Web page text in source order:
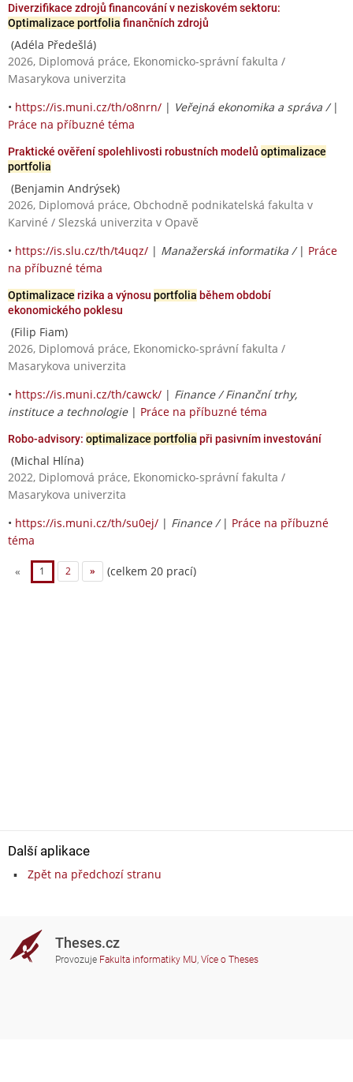
Diverzifikace zdrojů financování v neziskovém sektoru:
Optimalizace portfolia finančních zdrojů
(Adéla Předešlá)
2026, Diplomová práce, Ekonomicko-správní fakulta /
Masarykova univerzita
• https://is.muni.cz/th/o8nrn/ | Veřejná ekonomika a správa / |
Práce na příbuzné téma
Praktické ověření spolehlivosti robustních modelů optimalizace
portfolia
(Benjamin Andrýsek)
2026, Diplomová práce, Obchodně podnikatelská fakulta v
Karviné / Slezská univerzita v Opavě
• https://is.slu.cz/th/t4uqz/ | Manažerská informatika / | Práce
na příbuzné téma
Optimalizace rizika a výnosu portfolia během období
ekonomického poklesu
(Filip Fiam)
2026, Diplomová práce, Ekonomicko-správní fakulta /
Masarykova univerzita
• https://is.muni.cz/th/cawck/ | Finance / Finanční trhy,
instituce a technologie| Práce na příbuzné téma
Robo-advisory: optimalizace portfolia při pasivním investování
(Michal Hlína)
2022, Diplomová práce, Ekonomicko-správní fakulta /
Masarykova univerzita
• https://is.muni.cz/th/su0ej/ | Finance / | Práce na příbuzné
téma
« 1 2 » (celkem 20 prací)
Další aplikace
Zpět na předchozí stranu
Theses.cz
Provozuje Fakulta informatiky MU, Více o Theses